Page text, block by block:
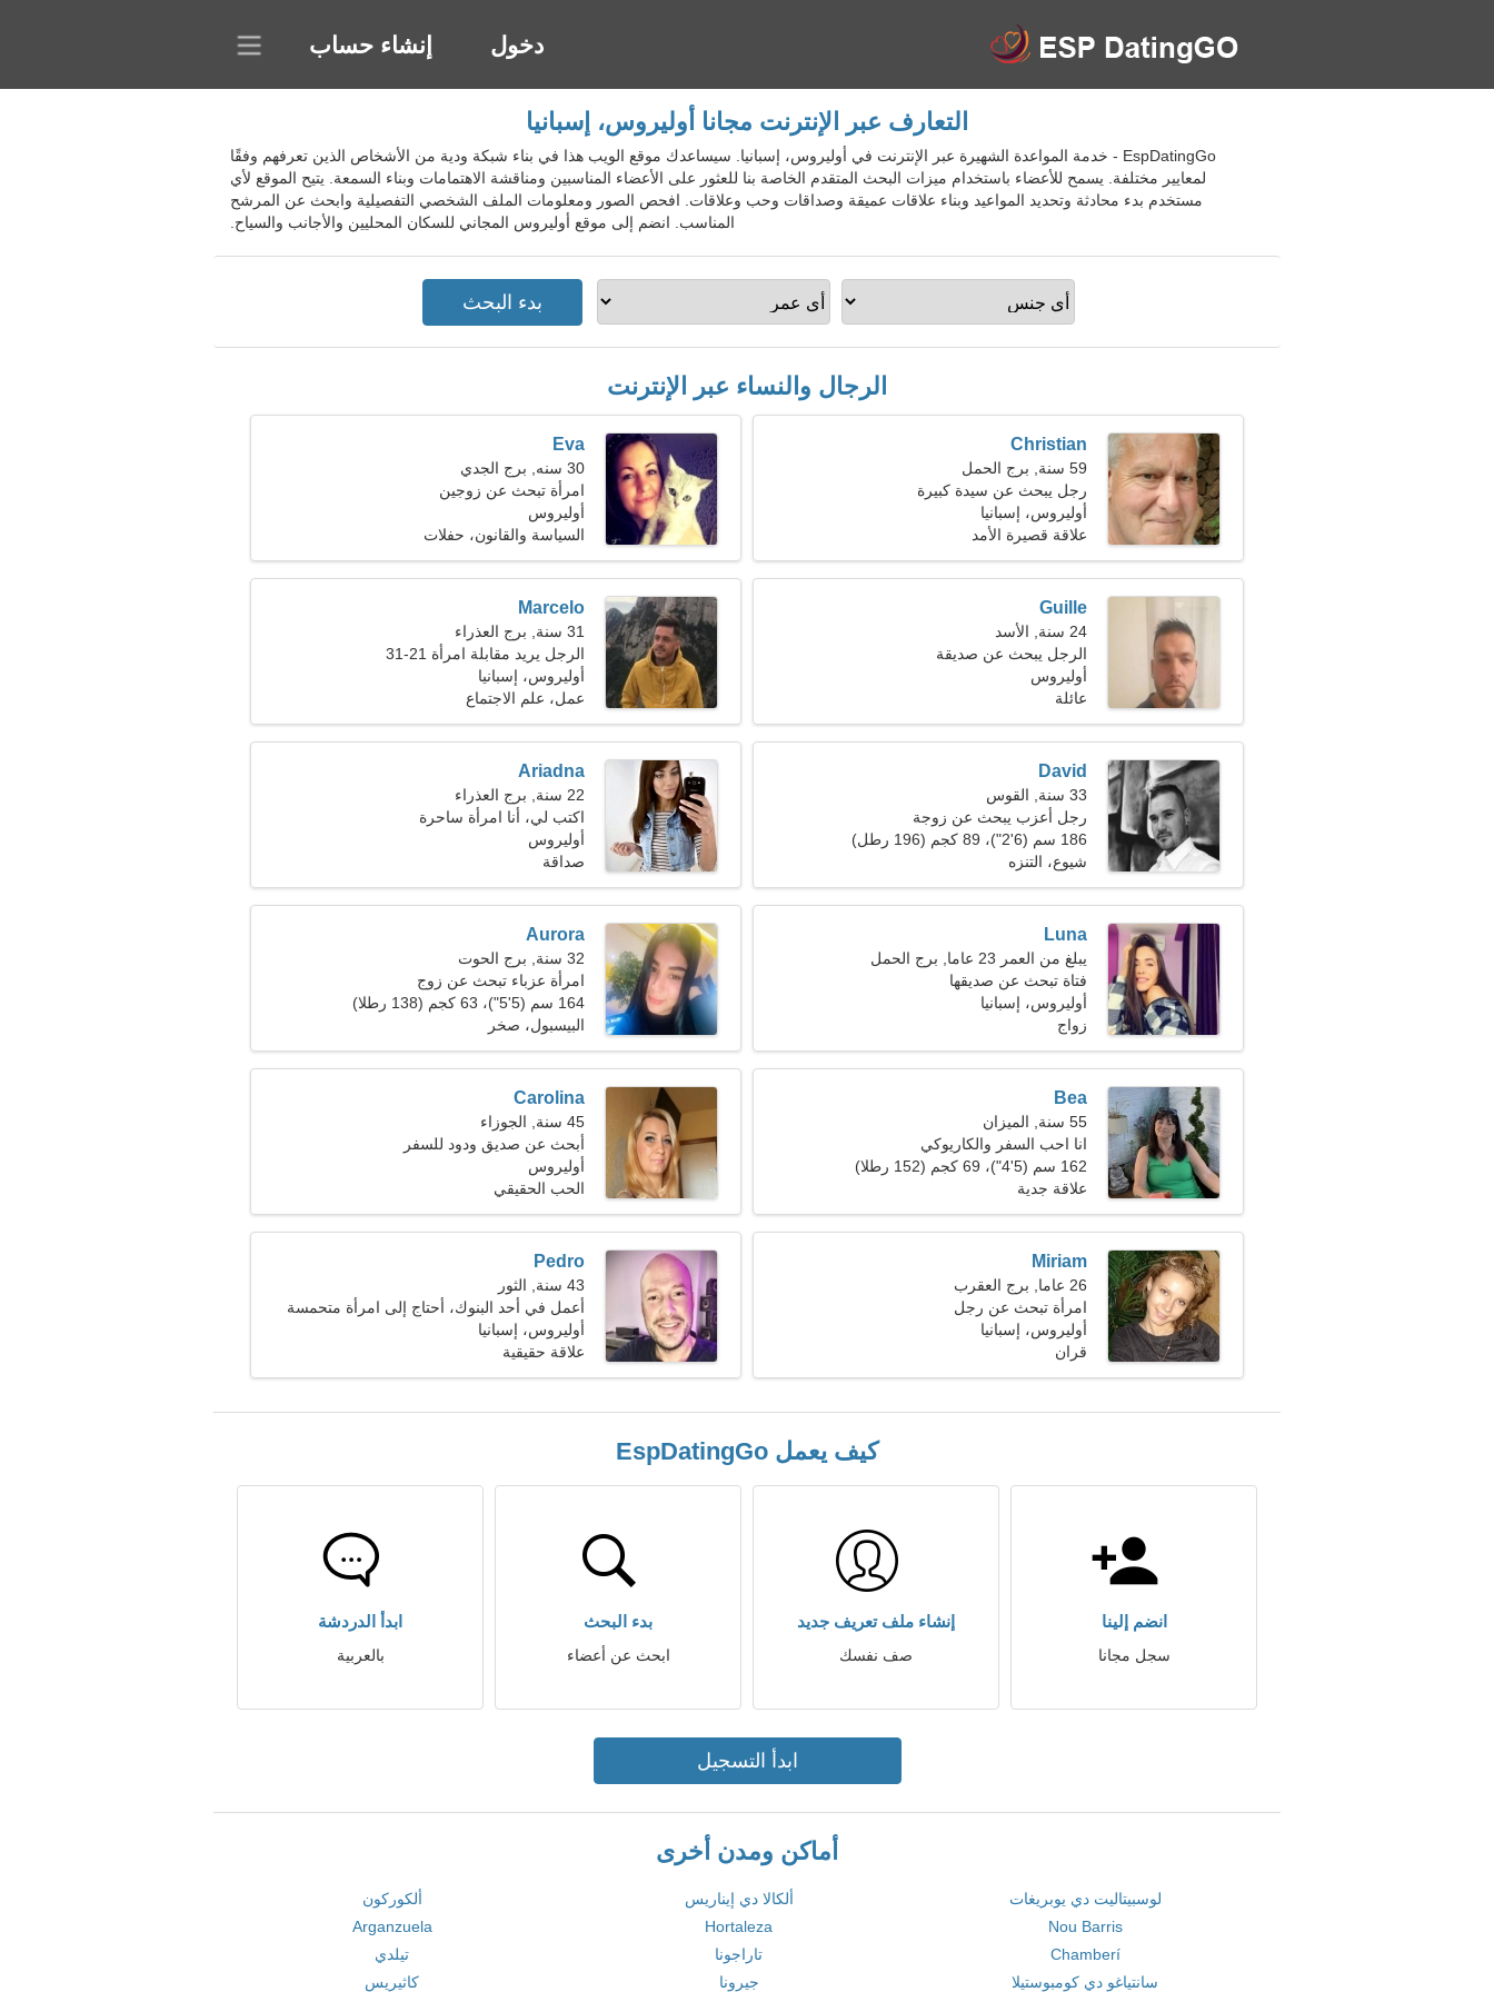
دخول إنشاء حساب
التعارف عبر الإنترنت مجانا أوليروس، إسبانيا
EspDatingGo - خدمة المواعدة الشهيرة عبر الإنترنت في أوليروس، إسبانيا. سيساعدك موقع الويب هذا في بناء شبكة ودية من الأشخاص الذين تعرفهم وفقًا
لمعايير مختلفة. يسمح للأعضاء باستخدام ميزات البحث المتقدم الخاصة بنا للعثور على الأعضاء المناسبين ومناقشة الاهتمامات وبناء السمعة. يتيح الموقع لأي
مستخدم بدء محادثة وتحديد المواعيد وبناء علاقات عميقة وصداقات وحب وعلاقات. افحص الصور ومعلومات الملف الشخصي التفصيلية وابحث عن المرشح
المناسب. انضم إلى موقع أوليروس المجاني للسكان المحليين والأجانب والسياح.
الرجال والنساء عبر الإنترنت
Christian
59 سنة, برج الحمل
رجل يبحث عن سيدة كبيرة
أوليروس، إسبانيا
علاقة قصيرة الأمد
Eva
30 سنه, برج الجدي
امرأة تبحث عن زوجين
أوليروس
السياسة والقانون، حفلات
Guille
24 سنة, الأسد
الرجل يبحث عن صديقة
أوليروس
عائلة
Marcelo
31 سنة, برج العذراء
الرجل يريد مقابلة امرأة 21-31
أوليروس، إسبانيا
عمل، علم الاجتماع
David
33 سنة, القوس
رجل أعزب يبحث عن زوجة
186 سم (6'2")، 89 كجم (196 رطل)
شيوع، التنزه
Ariadna
22 سنة, برج العذراء
اكتب لي، أنا امرأة ساحرة
أوليروس
صداقة
Luna
يبلغ من العمر 23 عاما, برج الحمل
فتاة تبحث عن صديقها
أوليروس، إسبانيا
زواج
Aurora
32 سنة, برج الحوت
امرأة عزباء تبحث عن زوج
164 سم (5'5")، 63 كجم (138 رطلا)
البيسبول، صخر
Bea
55 سنة, الميزان
انا احب السفر والكاريوكي
162 سم (5'4")، 69 كجم (152 رطلا)
علاقة جدية
Carolina
45 سنة, الجوزاء
أبحث عن صديق ودود للسفر
أوليروس
الحب الحقيقي
Miriam
26 عاما, برج العقرب
امرأة تبحث عن رجل
أوليروس، إسبانيا
قران
Pedro
43 سنة, الثور
أعمل في أحد البنوك، أحتاج إلى امرأة متحمسة
أوليروس، إسبانيا
علاقة حقيقية
كيف يعمل EspDatingGo
انضم إلينا
سجل مجانا
إنشاء ملف تعريف جديد
صف نفسك
بدء البحث
ابحث عن أعضاء
ابدأ الدردشة
بالعربية
ابدأ التسجيل
أماكن ومدن أخرى
لوسبيتاليت دي يوبريغات ألكالا دي إيناريس
ألكوركون
Nou Barris
Hortaleza
Arganzuela
Chamberí
تاراجونا
تيلدي
سانتياغو دي كومبوستيلا
جيرونا كاثيريس